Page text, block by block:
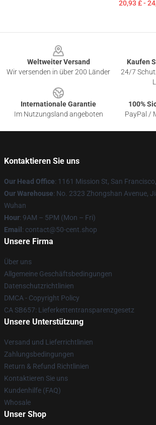
20,93 £ -
Weltweiter Versand
Wir versenden in über 200 Länder
Kaufen
24/7
Internationale Garantie
Im Nutzungsland angeboten
100%
PayPal /
Kontaktieren Sie uns
Our Head Office: 1161 Mission St, San
Our Warehouse: No. 2323 Zhongshan Avenue,
Wuhan
Hour: 9AM – 5PM (Mon – Fri)
Email : contact@50-cent.shop
Unsere Firma
Über uns
Allgemeine Geschäftsbedingungen
Datenschutzrichtlinien
DMCA - Copyright Policy
CA SB657: Lieferkettentransparenzgesetz
Unsere Unterstützung
Versand und Lieferrichtlinien
Zahlungsbedingungen
Return & Refund Richtlinien
Kontaktieren Sie uns
Kundenhilfe (FAQ)
Whosale
Unser Shop